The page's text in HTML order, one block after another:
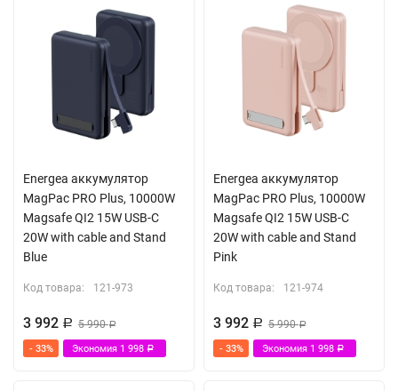
Energea аккумулятор
MagPac PRO Plus, 10000W
Magsafe QI2 15W USB-C
20W with cable and Stand
Blue
Код товара: 121-973
3 992 Р 5 990Р
- 33% Экономия 1 998 Р
Energea аккумулятор
MagPac PRO Plus, 10000W
Magsafe QI2 15W USB-C
20W with cable and Stand
Pink
Код товара: 121-974
3 992 Р 5 990Р
- 33% Экономия 1 998 Р